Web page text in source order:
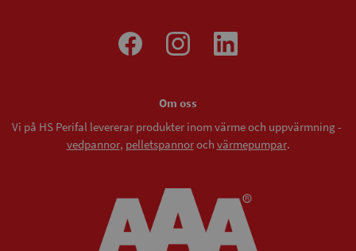
Om oss
Vi på HS Perifal levererar produkter inom värme och uppvärmning -
vedpannor, pelletspannoroch värmepumpar.